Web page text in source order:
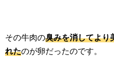
その牛肉の臭みを消してより
れたのが卵だったのです。